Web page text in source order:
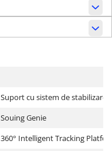
Suport cu sistem de stabilizare
Souing Genie
360° Intelligent Tracking